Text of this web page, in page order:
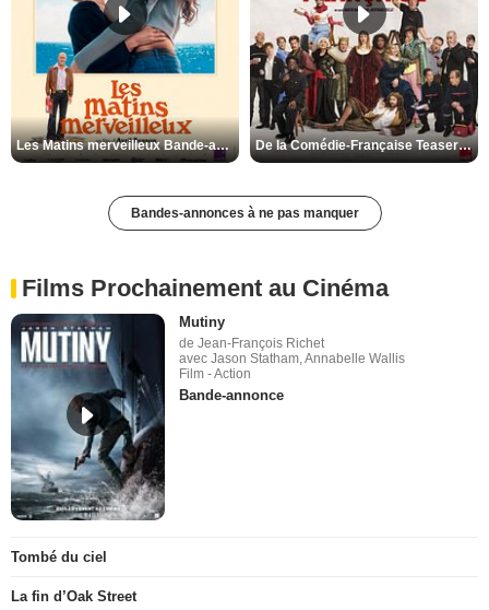
Les Matins merveilleux Bande-annonce VF De la Comédie-Française Teaser VF
Bandes-annonces à ne pas manquer
Films Prochainement au Cinéma
Mutiny
de Jean-François Richet
avec Jason Statham, Annabelle Wallis
Film - Action
Bande-annonce
Tombé du ciel
La fin d’Oak Street